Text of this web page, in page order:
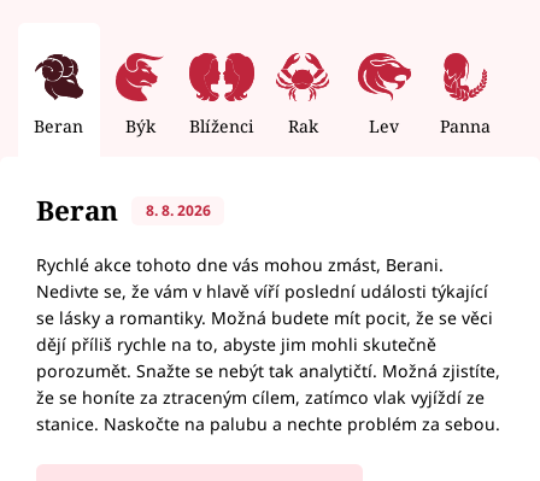
Beran Býk Blíženci Rak Lev Panna
Beran 8. 8. 2026
Rychlé akce tohoto dne vás mohou zmást, Berani.
Nedivte se, že vám v hlavě víří poslední události týkající
se lásky a romantiky. Možná budete mít pocit, že se věci
dějí příliš rychle na to, abyste jim mohli skutečně
porozumět. Snažte se nebýt tak analytičtí. Možná zjistíte,
že se honíte za ztraceným cílem, zatímco vlak vyjíždí ze
stanice. Naskočte na palubu a nechte problém za sebou.